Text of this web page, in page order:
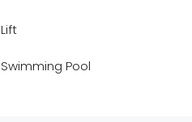
Lift
Swimming Pool